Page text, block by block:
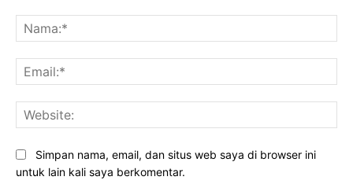
Simpan nama, email, dan situs web saya di browser ini
untuk lain kali saya berkomentar.